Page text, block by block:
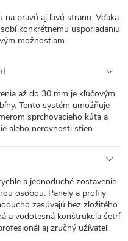
na pravú aj ľavú stranu. Vďaka
konkrétnemu usporiadaniu
možnostiam.
až do 30 mm je kľúčovým
Tento systém umožňuje
sprchovacieho kúta a
alebo nerovnosti stien.
a jednoduché zostavenie
osobou. Panely a profily
zasúvajú bez zložitého
a vodotesná konštrukcia šetrí
aj zručný užívateľ.